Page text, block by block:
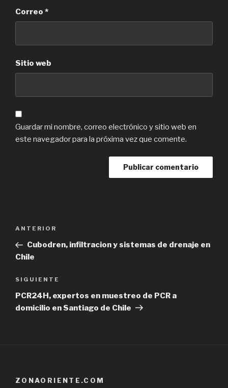
Correo *
Sitio web
Guardar mi nombre, correo electrónico y sitio web en
este navegador para la próxima vez que comente.
entradas
Previous
Post
ANTERIOR
Cubodren, infiltracion y sistemas de drenaje en
Chile
Next
Post
SIGUIENTE
PCR24H, expertos en muestreo de PCR a
domicilio en Santiago de Chile
ZONAORIENTE.COM